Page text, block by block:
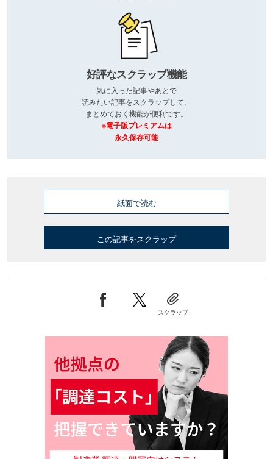
好評なスクラップ機能
気に入った記事やあとで
読みたい記事をスクラップして、
まとめておく機能が便利です。
※電子版プレミアムは
永久保存可能
紙面で読む
この記事をスクラップ
スクラップ